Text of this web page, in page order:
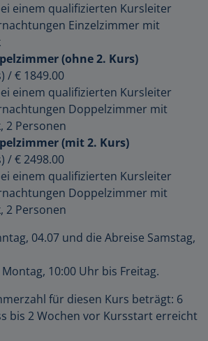
einem qualifizierten Kursleiter
Einzelzimmer mit
(ohne 2. Kurs)
/€ 1849.00
einem qualifizierten Kursleiter
Doppelzimmer mit
2 Personen
(mit 2. Kurs)
/€ 2498.00
einem qualifizierten Kursleiter
Doppelzimmer mit
2 Personen
04.07 und die Abreise Samstag,
10:00 Uhr bis Freitag.
für diesen Kurs beträgt: 6
bis 2 Wochen vor Kursstart erreicht